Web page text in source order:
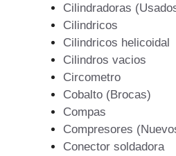
Cilindradoras
Cilindricos
Cilindricos helicoidal
Cilindros vacios
Circometro
Cobalto (Brocas)
Compas
Compresores
Conector soldadora